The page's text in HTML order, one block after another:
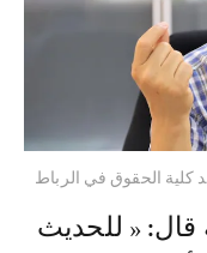
كلية الحقوق في الرباط
« للحديث